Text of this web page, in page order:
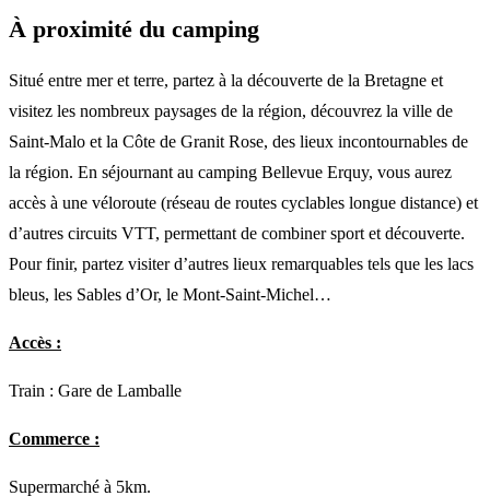
À proximité du camping
Situé entre mer et terre, partez à la découverte de la Bretagne et
visitez les nombreux paysages de la région, découvrez la ville de
Saint-Malo et la Côte de Granit Rose, des lieux incontournables de
la région. En séjournant au camping Bellevue Erquy, vous aurez
accès à une véloroute (réseau de routes cyclables longue distance) et
d’autres circuits VTT, permettant de combiner sport et découverte.
Pour finir, partez visiter d’autres lieux remarquables tels que les lacs
bleus, les Sables d’Or, le Mont-Saint-Michel…
Accès :
Train : Gare de Lamballe
Commerce :
Supermarché à 5km.